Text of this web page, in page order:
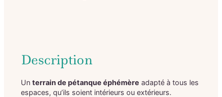
Description
Un terrain de pétanque éphémère adapté à tous les
espaces, qu’ils soient intérieurs ou extérieurs.